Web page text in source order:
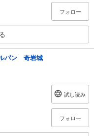
フォロー
パン 奇岩城
試し読み
フォロー